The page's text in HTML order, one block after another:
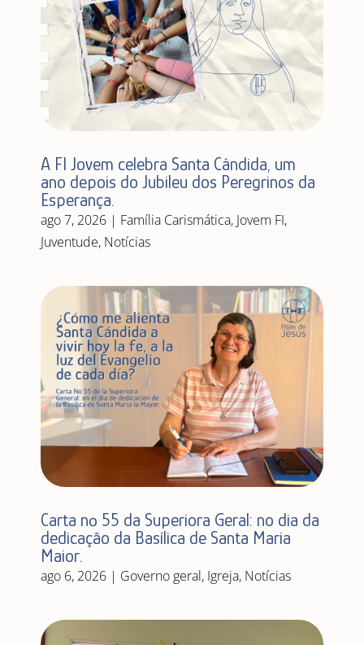
A FI Jovem celebra Santa Cândida, um
ano depois do Jubileu dos Peregrinos da
Esperança.
ago 7, 2026| Família Carismática, Jovem FI,
Juventude, Notícias
Carta nº 55 da Superiora Geral: no dia da
dedicação da Basílica de Santa Maria
Maior.
ago 6, 2026| Governo geral, Igreja, Notícias